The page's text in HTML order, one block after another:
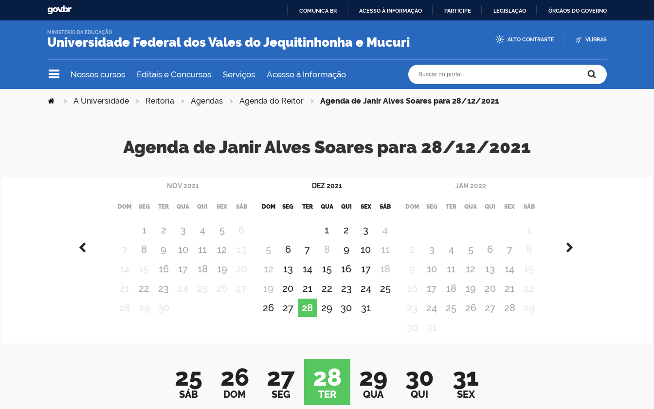
O
COMUNICA BR ACESSO À INFORMAÇÃO PARTICIPE LEGISLAÇÃO ÓRGÃOS DO GOVERNO
Universidade Federal dos Vales do Jequitinhonha e Mucuri
MINISTÉRIO DA EDUCAÇÃO
ALTO CONTRASTE VLIBRAS
Nossos cursos Editais e Concursos Serviços Acesso à Informação
A Universidade Reitoria Agendas Agenda do Reitor Agenda de Janir Alves Soares para 28/12/2021
Agenda de Janir Alves Soares para 28/12/2021
NOV2021
DOM SEG TER QUA QUI SEX SÁB
1 2 3 4 5
6
7
8 9 10 11 12
13
14
15 16 17 18 19
20
21
22 23 24 25 26
27
28
29 30
DEZ 2021
DOM SEG TER QUA QUI SEX SÁB
1 2 3
4
5
6 7 8 9 10
11
12
13 14 15 16 17
18
19
20 21 22 23 24
25
26
27 28 29 30 31
JAN 2022
DOM SEG TER QUA QUI SEX SÁB
1
2
3 4 5 6 7
8
9
10 11 12 13 14
15
16
17 18 19 20 21
22
23
24 25 26 27 28
29
30
31
25
SÁB
26
DOM
27
SEG
28
TER
29
QUA
30
QUI
31
SEX